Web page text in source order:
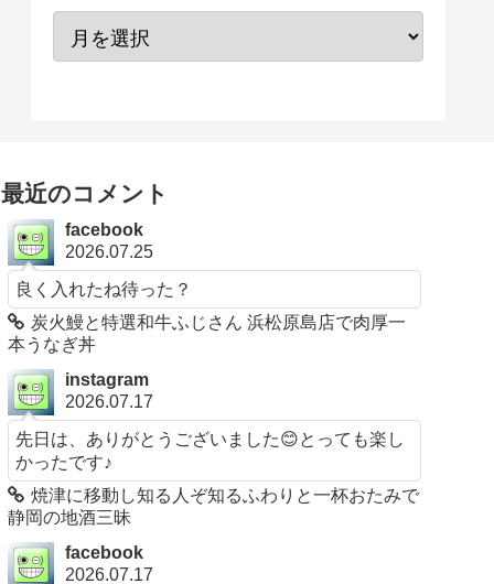
最近のコメント
facebook
2026.07.25
良く入れたね待った？
炭火鰻と特選和牛ふじさん 浜松原島店で肉厚一
本うなぎ丼
instagram
2026.07.17
先日は、ありがとうございました😊とっても楽し
かったです♪
焼津に移動し知る人ぞ知るふわりと一杯おたみで
静岡の地酒三昧
facebook
2026.07.17